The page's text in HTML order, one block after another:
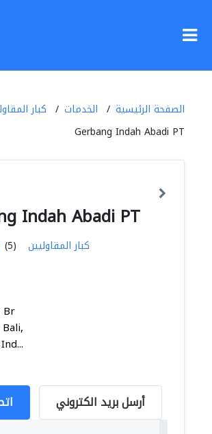
الصفحة الرئيسية الخدمات
كبار
Gerbang Indah Abadi PT
Indah Abadi PT
(5) كبار المقاوليين
Br
أرسل بريد الكتروني